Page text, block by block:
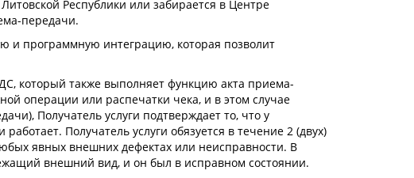
Республики или забирается в Центре
передачи.
и программную интеграцию, которая позволит
который также выполняет функцию акта приема-
операции или распечатки чека, и в этом случае
Получатель услуги подтверждает то, что у
Получатель услуги обязуется в течение 2 (двух)
явных внешних дефектах или неисправности. В
внешний вид, и он был в исправном состоянии.